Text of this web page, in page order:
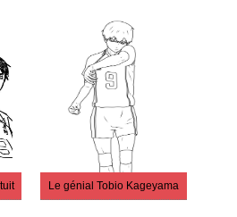
Le génial Tobio Kageyama